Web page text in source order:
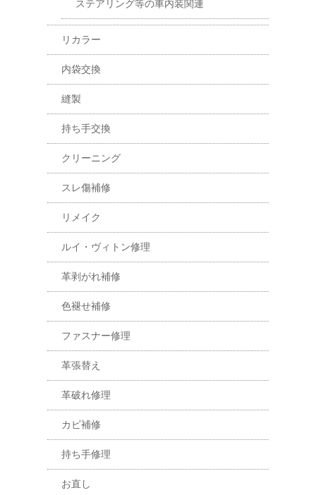
ステアリング等の車内装関連
リカラー
内袋交換
縫製
持ち手交換
クリーニング
スレ傷補修
リメイク
ルイ・ヴィトン修理
革剥がれ補修
色褪せ補修
ファスナー修理
革張替え
革破れ修理
カビ補修
持ち手修理
お直し